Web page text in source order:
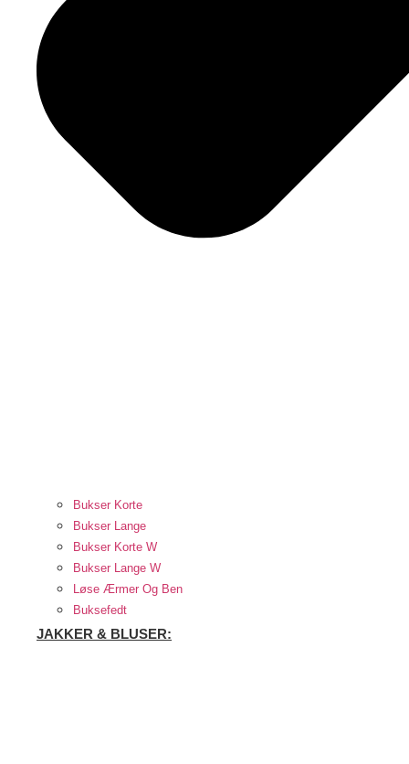
Bukser Korte
Bukser Lange
Bukser Korte W
Bukser Lange W
Løse Ærmer Og Ben
Buksefedt
JAKKER & BLUSER: